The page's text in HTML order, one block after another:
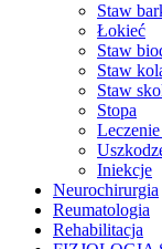
Staw
Łokieć
Staw
Staw
Staw
Stopa
Leczenie
Iniekcje
Neurochirurgia
Reumatologia
Rehabilitacja